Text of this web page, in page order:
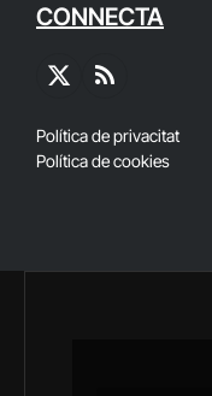
CONNECTA
X
RSS
Política de privacitat
Política de cookies